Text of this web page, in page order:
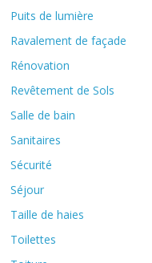
Puits de lumière
Ravalement de façade
Rénovation
Revêtement de Sols
Salle de bain
Sanitaires
Sécurité
Séjour
Taille de haies
Toilettes